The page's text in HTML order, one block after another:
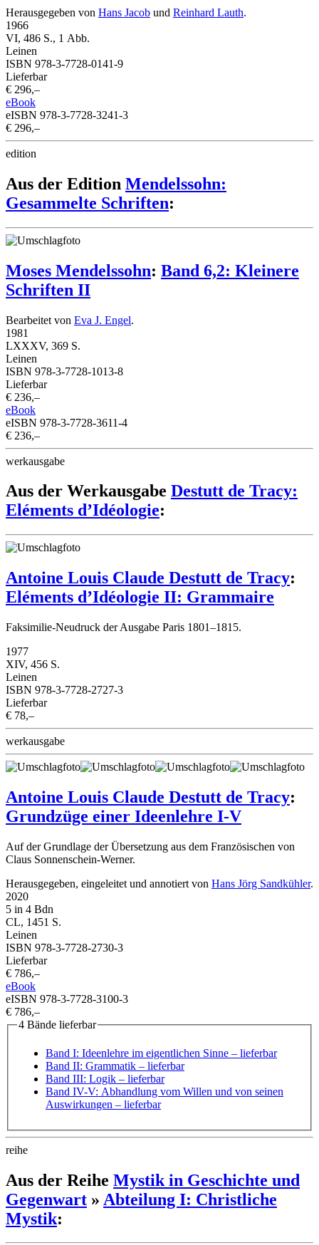
Herausgegeben von Hans Jacob und Reinhard Lauth.
1966
VI, 486 S., 1 Abb.
Leinen
ISBN 978-3-7728-0141-9
Lieferbar
€ 296,–
eBook
eISBN 978-3-7728-3241-3
€ 296,–
edition
Aus der Edition Mendelssohn:
Gesammelte Schriften:
Moses Mendelssohn: Band 6,2: Kleinere
Schriften II
Bearbeitet von Eva J. Engel.
1981
LXXXV, 369 S.
Leinen
ISBN 978-3-7728-1013-8
Lieferbar
€ 236,–
eBook
eISBN 978-3-7728-3611-4
€ 236,–
werkausgabe
Aus der Werkausgabe Destutt de Tracy:
Eléments d’Idéologie:
Antoine Louis Claude Destutt de Tracy:
Eléments d’Idéologie II: Grammaire
Faksimilie-Neudruck der Ausgabe Paris 1801–1815.
1977
XIV, 456 S.
Leinen
ISBN 978-3-7728-2727-3
Lieferbar
€ 78,–
werkausgabe
Antoine Louis Claude Destutt de Tracy:
Grundzüge einer Ideenlehre I-V
Auf der Grundlage der Übersetzung aus dem Französischen von
Claus Sonnenschein-Werner.
Herausgegeben, eingeleitet und annotiert von Hans Jörg Sandkühler.
2020
5 in 4 Bdn
CL, 1451 S.
Leinen
ISBN 978-3-7728-2730-3
Lieferbar
€ 786,–
eBook
eISBN 978-3-7728-3100-3
€ 786,–
4 Bände lieferbar
Band I: Ideenlehre im eigentlichen Sinne – lieferbar
Band II: Grammatik – lieferbar
Band III: Logik – lieferbar
Band IV-V: Abhandlung vom Willen und von seinen
Auswirkungen – lieferbar
reihe
Aus der Reihe Mystik in Geschichte und
Gegenwart » Abteilung I: Christliche
Mystik: